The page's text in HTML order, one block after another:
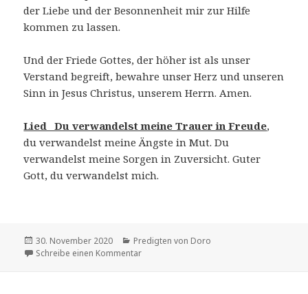
der Liebe und der Besonnenheit mir zur Hilfe
kommen zu lassen.
Und der Friede Gottes, der höher ist als unser
Verstand begreift, bewahre unser Herz und unseren
Sinn in Jesus Christus, unserem Herrn. Amen.
Lied_ Du verwandelst meine Trauer in Freude,
du verwandelst meine Ängste in Mut. Du
verwandelst meine Sorgen in Zuversicht. Guter
Gott, du verwandelst mich.
Veröffentlicht
am
30. November 2020 Kategorien
Predigten von Doro
Schreibe einen Kommentarzu Von Flaschengeistern und was sie mit